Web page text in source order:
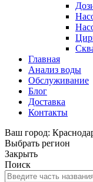
Главная
Анализ воды
Обслуживание
Блог
Доставка
Контакты
Ваш город:
Выбрать регион
Закрыть
Поиск